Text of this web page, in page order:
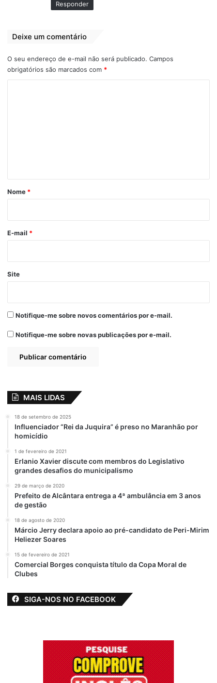
Responder
Deixe um comentário
O seu endereço de e-mail não será publicado. Campos
obrigatórios são marcados com *
r
*
Nome *
E-mail *
Site
Notifique-me sobre novos comentários por e-mail.
Notifique-me sobre novas publicações por e-mail.
MAIS LIDAS
18 de setembro de 2025
Influenciador “Rei da Juquira” é preso no Maranhão por
homicídio
1 de fevereiro de 2021
Erlanio Xavier discute com membros do Legislativo
grandes desafios do municipalismo
29 de março de 2020
Prefeito de Alcântara entrega a 4ª ambulância em 3 anos
de gestão
18 de agosto de 2020
Márcio Jerry declara apoio ao pré-candidato de Peri-Mirim
Heliezer Soares
15 de fevereiro de 2021
Comercial Borges conquista título da Copa Moral de
Clubes
SIGA-NOS NO FACEBOOK